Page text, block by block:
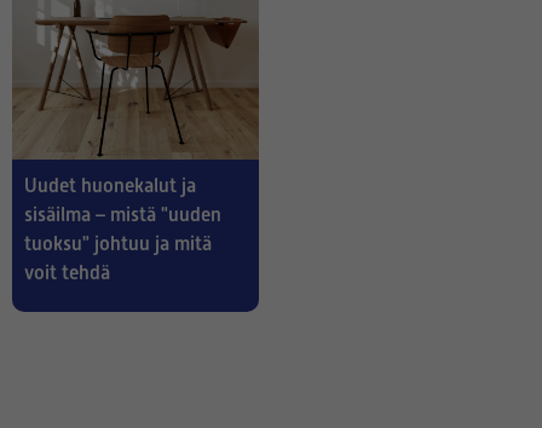
Uudet huonekalut ja
sisäilma – mistä "uuden
tuoksu" johtuu ja mitä
voit tehdä